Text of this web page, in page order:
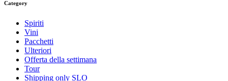
Category
Spiriti
Vini
Pacchetti
Ulteriori
Offerta della settimana
Tour
Shipping only SLO